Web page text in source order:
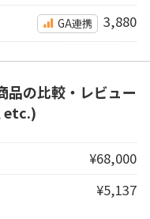
GA連携 3,880
品の比較・レビュー
etc.)
¥68,000
¥5,137